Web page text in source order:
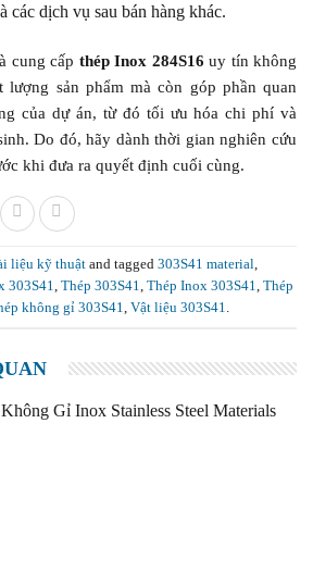
các dịch vụ sau bán hàng khác.
cung cấp thép Inox 284S16 uy tín không
lượng sản phẩm mà còn góp phần quan
của dự án, từ đó tối ưu hóa chi phí và
Do đó, hãy dành thời gian nghiên cứu
khi đưa ra quyết định cuối cùng.
liệu kỹ thuật and tagged 303S41 material,
303S41, Thép 303S41, Thép Inox 303S41, Thép
không gỉ 303S41, Vật liệu 303S41.